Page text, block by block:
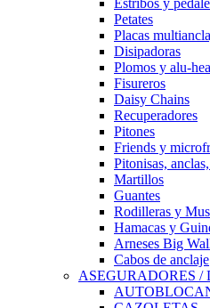
Estribos y
Petates
Placas
Disipadoras
Plomos y alu-
Fisureros
Daisy Chains
Recuperadores
Pitones
Friends y
Pitonisas,
Martillos
Guantes
Rodilleras y
Hamacas y
Arneses Big
Cabos de anclaje
ASEGURADORES /